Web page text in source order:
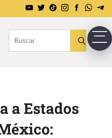
a Estados